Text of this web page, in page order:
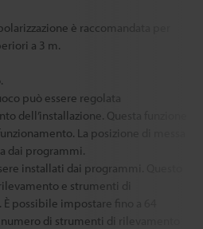
è raccomandata per
a 3 m.
può essere regolata
dell’installazione. Questa funzione
La posizione di messa
dai programmi.
installati dai programmi. Questo
e strumenti di
possibile impostare fino a 64
di strumenti di rilevamento